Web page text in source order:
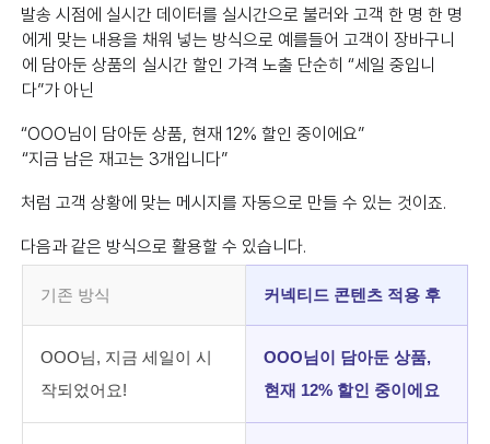
발송 시점에 실시간 데이터를 실시간으로 불러와 고객 한 명 한 명
에게 맞는 내용을 채워 넣는 방식으로 예를들어 고객이 장바구니
에 담아둔 상품의 실시간 할인 가격 노출 단순히 “세일 중입니
다”가 아닌
“OOO님이 담아둔 상품, 현재 12% 할인 중이에요”
“지금 남은 재고는 3개입니다”
처럼 고객 상황에 맞는 메시지를 자동으로 만들 수 있는 것이죠.
다음과 같은 방식으로 활용할 수 있습니다.
기존 방식 커넥티드 콘텐츠 적용 후
OOO님, 지금 세일이 시
작되었어요!
OOO님이 담아둔 상품,
현재 12% 할인 중이에요